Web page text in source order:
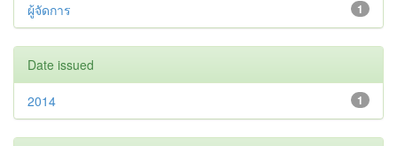
1
ผู้จัดการ
Date issued
1
2014